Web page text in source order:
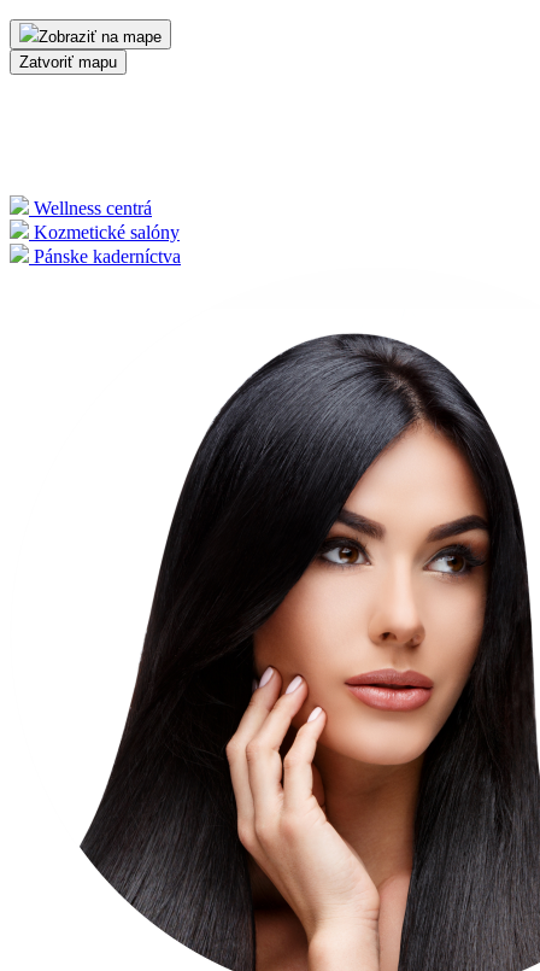
Zobraziť na mape
Zatvoriť mapu
Wellness centrá
Kozmetické salóny
Pánske kaderníctva